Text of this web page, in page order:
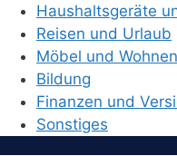
Haushaltsgeräte
Reisen und Urlaub
Möbel und Wohnen
Bildung
Finanzen und
Sonstiges